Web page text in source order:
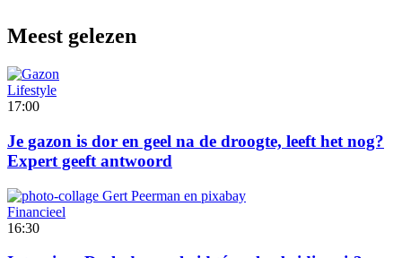
Meest gelezen
Lifestyle
17:00
Je gazon is dor en geel na de droogte, leeft het nog?
Expert geeft antwoord
Financieel
16:30